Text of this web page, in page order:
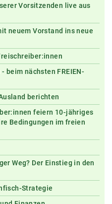
Vorsitzenden live aus
neuem Vorstand ins neue
beim nächsten FREIEN-
berichten
feiern 10-jähriges
Bedingungen im freien
Weg? Der Einstieg in den
Strategie